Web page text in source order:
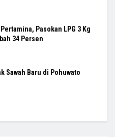
Pasokan LPG 3 Kg
34 Persen
Sawah Baru di Pohuwato